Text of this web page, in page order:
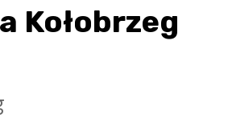
Sport
Kołobrzeg